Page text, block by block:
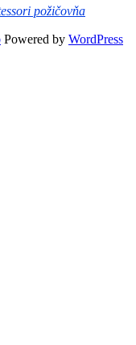
požičovňa
Powered by WordPress